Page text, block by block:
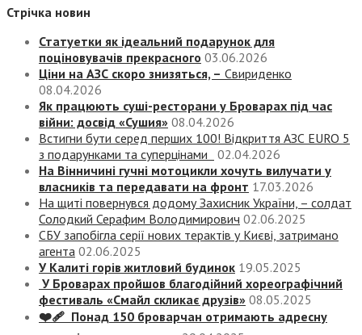
Стрічка новин
Статуетки як ідеальний подарунок для
поціновувачів прекрасного 03.06.2026
Ціни на АЗС скоро знизяться, – Свириденко
08.04.2026
Як працюють суші-ресторани у Броварах під час
війни: досвід «Сушия» 08.04.2026
Встигни бути серед перших 100! Відкриття АЗС EURO 5
з подарунками та суперцінами
02.04.2026
На Вінничині гучні мотоцикли хочуть вилучати у
власників та передавати на фронт 17.03.2026
На щиті повернувся додому Захисник України, – солдат
Солодкий Серафим Володимирович 02.06.2025
СБУ запобігла серії нових терактів у Києві, затримано
агента 02.06.2025
У Калиті горів житловий будинок 19.05.2025
У Броварах пройшов благодійний хореографічний
фестиваль «Смайл скликає друзів» 08.05.2025
❤️‍🩹 Понад 150 броварчан отримають адресну